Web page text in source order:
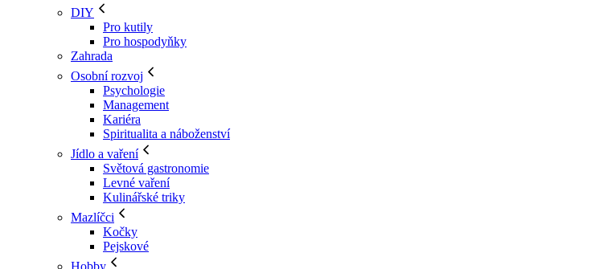
DIY
Pro kutily
Pro hospodyňky
Zahrada
Osobní rozvoj
Psychologie
Management
Kariéra
Spiritualita a náboženství
Jídlo a vaření
Světová gastronomie
Levné vaření
Kulinářské triky
Mazlíčci
Kočky
Pejskové
Hobby